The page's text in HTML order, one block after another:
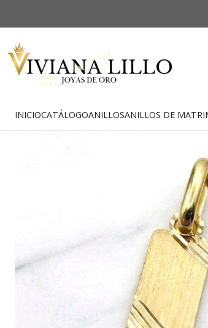
INICIOCATÁLOGOANILLOSANILLOS DE
-30% OFF
Envío Gratis